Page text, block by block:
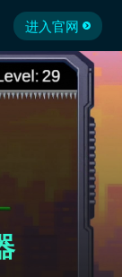
进入官网